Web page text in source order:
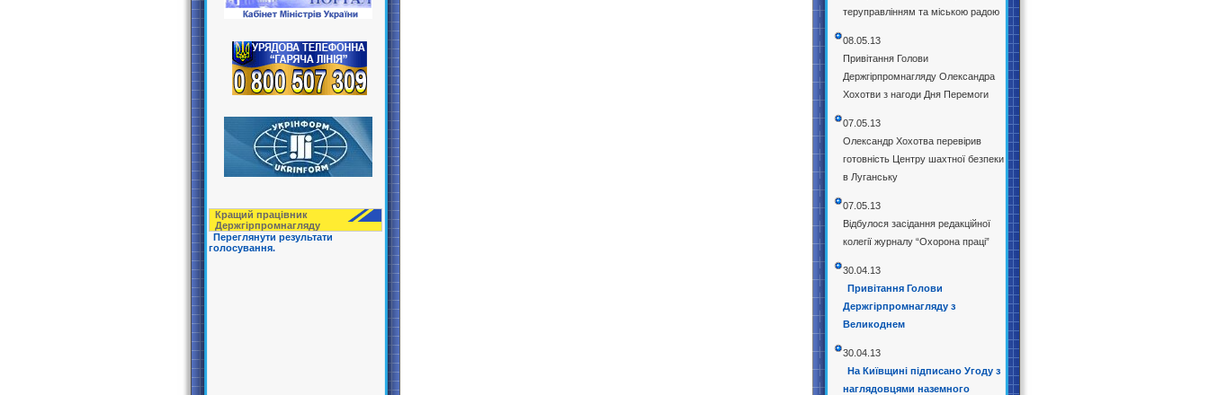
Кращий працівник
Держгірпрoмнагляду
Переглянути результати
голосування.
теруправлінням та міською радою
08.05.13
Привітання Голови
Держгірпромнагляду Олександра
Хохотви з нагоди Дня Перемоги
07.05.13
Олександр Хохотва перевірив
готовність Центру шахтної безпеки
в Луганську
07.05.13
Відбулося засідання редакційної
колегії журналу “Охорона праці”
30.04.13
Привітання Голови
Держгірпромнагляду з
Великоднем
30.04.13
На Київщині підписано Угоду з
наглядовцями наземного